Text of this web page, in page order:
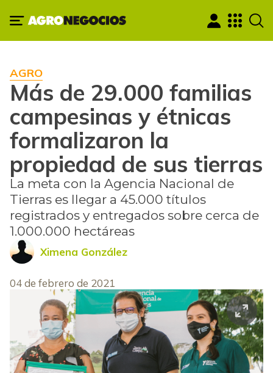
AGRO
Más de 29.000 familias
campesinas y étnicas
formalizaron la
propiedad de sus tierras
La meta con la Agencia Nacional de
Tierras es llegar a 45.000 títulos
registrados y entregados sobre cerca de
1.000.000 hectáreas
Ximena González
04 de febrero de 2021